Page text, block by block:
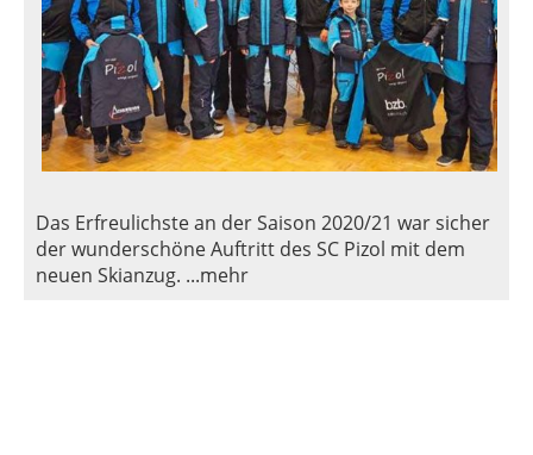
Das Erfreulichste an der Saison 2020/21 war sicher
der wunderschöne Auftritt des SC Pizol mit dem
neuen Skianzug. ...mehr